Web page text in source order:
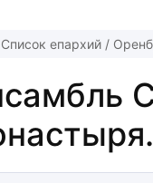
Список епархий /